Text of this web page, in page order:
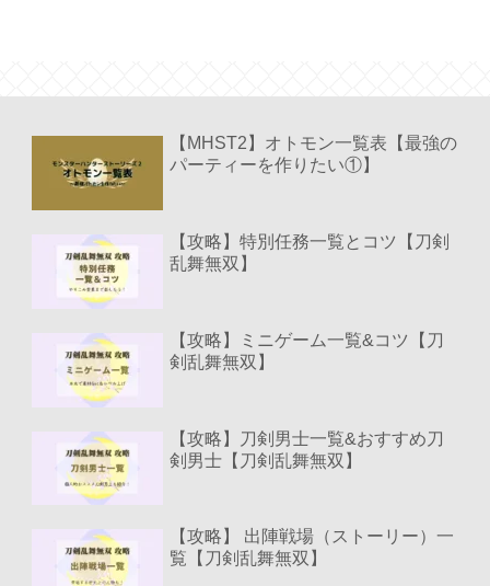
【MHST2】オトモン一覧表【最強の
パーティーを作りたい①】
【攻略】特別任務一覧とコツ【刀剣
乱舞無双】
【攻略】ミニゲーム一覧&コツ【刀
剣乱舞無双】
【攻略】刀剣男士一覧&おすすめ刀
剣男士【刀剣乱舞無双】
【攻略】 出陣戦場（ストーリー）一
覧【刀剣乱舞無双】